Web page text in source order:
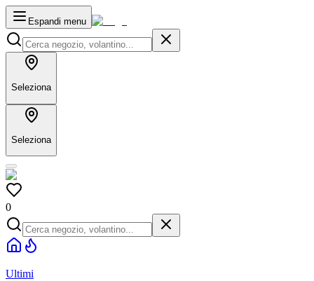
Espandi menu
Seleziona
Seleziona
0
Ultimi